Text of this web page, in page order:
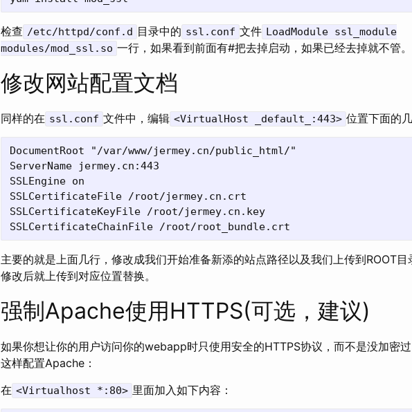
检查 /etc/httpd/conf.d 目录中的 ssl.conf 文件 LoadModule ssl_module
modules/mod_ssl.so 一行，如果看到前面有#把去掉启动，如果已经去掉就不管。
修改网站配置文档
同样的在 ssl.conf 文件中，编辑 <VirtualHost _default_:443> 位置下面的
DocumentRoot "/var/www/jermey.cn/public_html/"
ServerName jermey.cn:443
SSLEngine on
SSLCertificateFile /root/jermey.cn.crt
SSLCertificateKeyFile /root/jermey.cn.key
主要的就是上面几行，修改成我们开始准备新添的站点路径以及我们上传到ROOT
修改后就上传到对应位置替换。
强制Apache使用HTTPS(可选，建议)
如果你想让你的用户访问你的webapp时只使用安全的HTTPS协议，而不是没加密
这样配置Apache：
在 <Virtualhost *:80> 里面加入如下内容：